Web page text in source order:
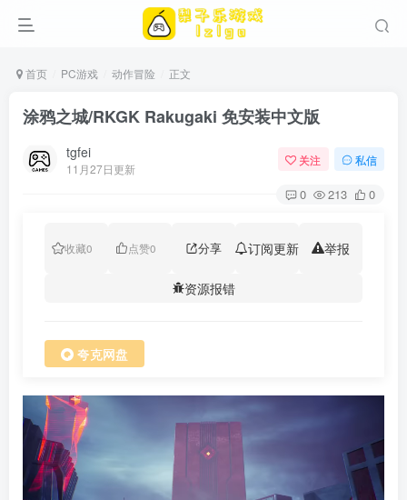
首页 PC游戏 动作冒险 正文
涂鸦之城/RKGK Rakugaki 免安装中文版
tgfei
11月27日更新
关注 私信
0 213 0
收藏0 点赞0 分享 订阅更新 举报
资源报错
夸克网盘